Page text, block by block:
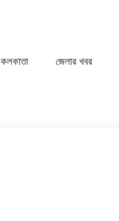
কলকাতা ⁠⁠জেলার খবর